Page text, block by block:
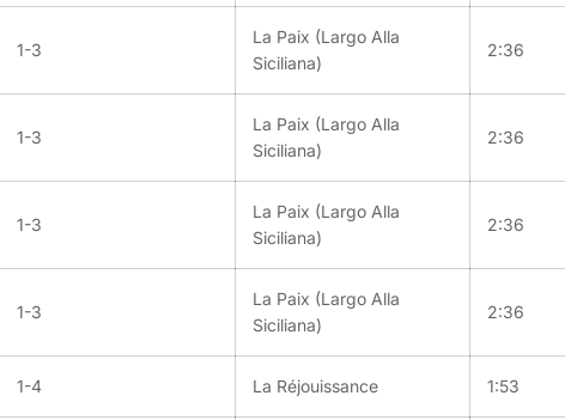
1-3
La Paix (Largo Alla
Siciliana)
2:36
1-3
La Paix (Largo Alla
Siciliana)
2:36
1-3
La Paix (Largo Alla
Siciliana)
2:36
1-3
La Paix (Largo Alla
Siciliana)
2:36
1-4 La Réjouissance 1:53